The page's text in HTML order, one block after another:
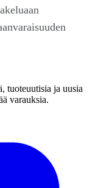
tuoteuutisia ja uusia
varauksia.